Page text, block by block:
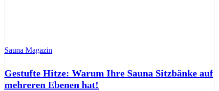
Sauna Magazin
Gestufte Hitze: Warum Ihre Sauna Sitzbänke auf
mehreren Ebenen hat!